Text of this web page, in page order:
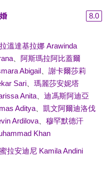
8.0
溫達基拉娜 Arawinda
、 阿斯瑪拉阿比蓋爾
Abigail、 謝卡爾莎莉
Sari、 瑪麗莎安妮塔
Anita、 迪馮斯阿迪亞
Aditya、 凱文阿爾迪洛伐
Ardilova、 穆罕默德汗
Khan
拉安迪尼 Kamila Andini